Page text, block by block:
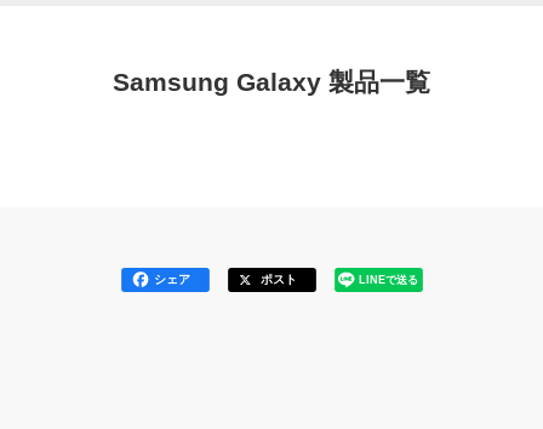
Samsung Galaxy 製品一覧
シェア ポスト LINEで送る